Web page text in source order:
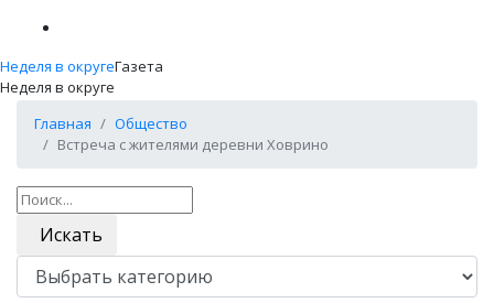
Неделя в округеГазета
Неделя в округе
Главная
Общество
Встреча с жителями деревни Ховрино
Искать